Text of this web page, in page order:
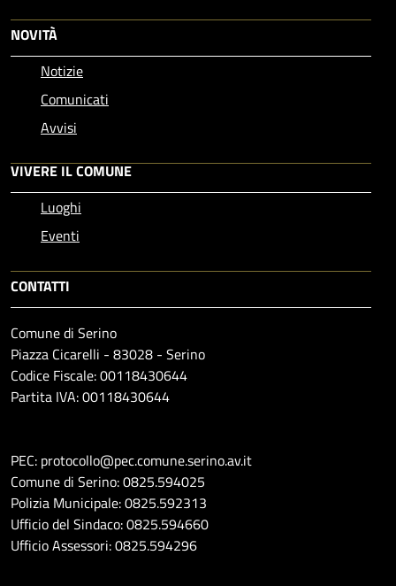
NOVITÀ
Notizie
Comunicati
Avvisi
VIVERE IL COMUNE
Luoghi
Eventi
CONTATTI
Comune di Serino
Piazza Cicarelli - 83028 - Serino
Codice Fiscale: 00118430644
Partita IVA: 00118430644
PEC: protocollo@pec.comune.serino.av.it
Comune di Serino: 0825.594025
Polizia Municipale: 0825.592313
Ufficio del Sindaco: 0825.594660
Ufficio Assessori: 0825.594296